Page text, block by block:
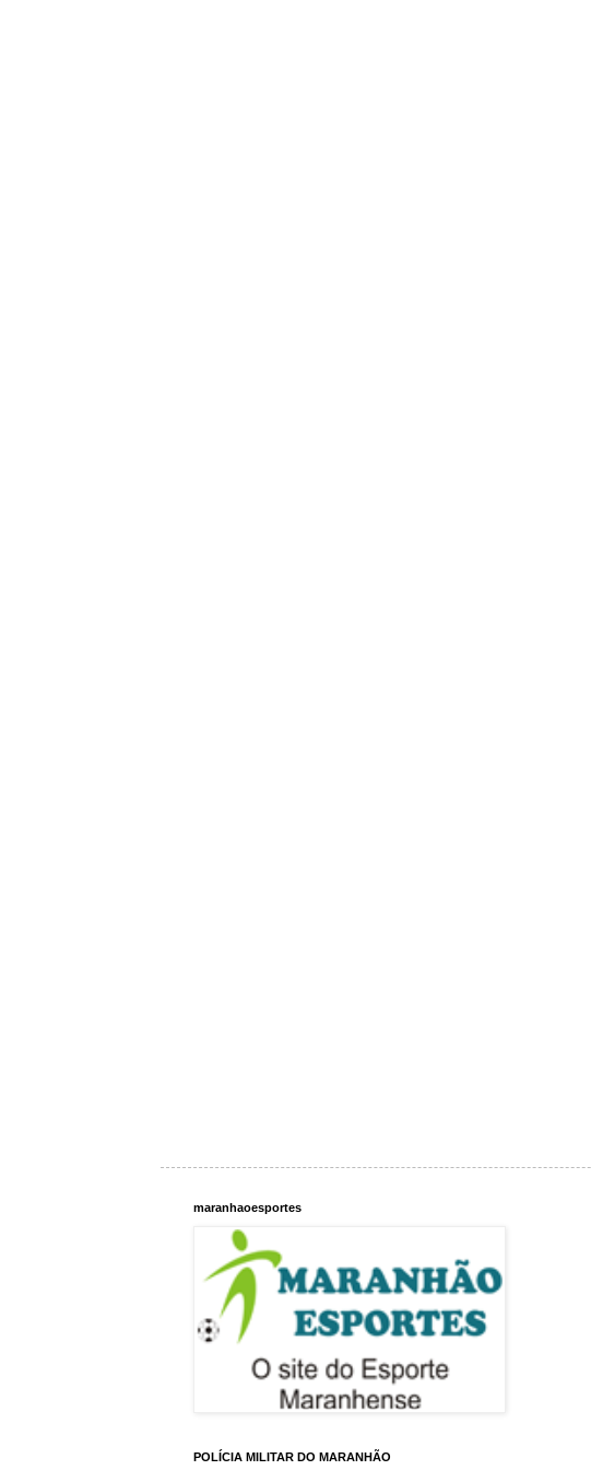
maranhaoesportes
POLÍCIA MILITAR DO MARANHÃO